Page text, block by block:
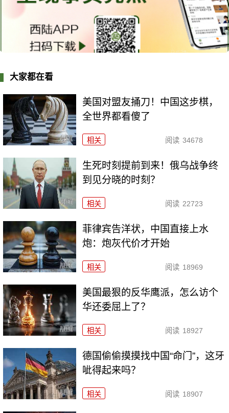
大家都在看
美国对盟友捅刀！中国这步棋，
全世界都看傻了
相关 阅读 34678
生死时刻提前到来！俄乌战争终
到见分晓的时刻？
相关 阅读 22723
菲律宾告洋状，中国直接上水
炮：炮灰代价才开始
相关 阅读 18969
美国最狠的反华鹰派，怎么访个
华还委屈上了？
相关 阅读 18927
德国偷偷摸摸找中国“命门”，这牙
呲得起来吗？
相关 阅读 18907